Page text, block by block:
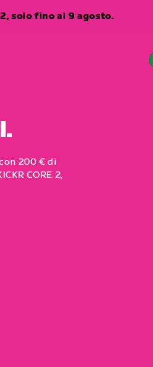
2, solo fino al 9 agosto.
200 € di
CORE 2,